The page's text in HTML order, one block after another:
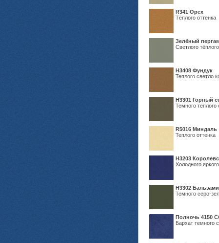
R341 Орех
Тёплого оттенка
Зелёный
Светлого
Н3408 Фундук
Теплого светло
Н3301 Горный
Темного теплого
R5016 Миндаль
Теплого оттенка
Н3203
Холодного
Н3302
Темного серо-
Полночь 4150
Бархат темного